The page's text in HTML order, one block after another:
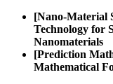
[Nano-Material
Technology for
Nanomaterials
[Prediction
Mathematical